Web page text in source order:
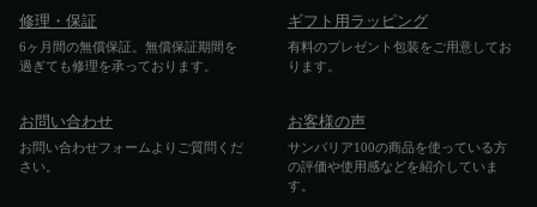
修理・保証
6ヶ月間の無償保証。無償保証期間を
過ぎても修理を承っております。
ギフト用ラッピング
有料のプレゼント包装をご用意してお
ります。
お問い合わせ
お問い合わせフォームよりご質問くだ
さい。
お客様の声
サンバリア100の商品を使っている方
の評価や使用感などを紹介していま
す。